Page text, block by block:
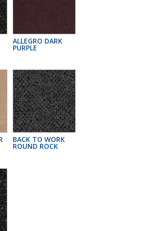
ALLEGRO DARK
PURPLE
BACK TO WORK
ROUND ROCK